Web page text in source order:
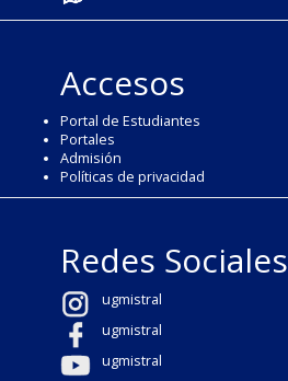
Accesos
Portal de Estudiantes
Portales
Admisión
Políticas de privacidad
Redes Sociales
ugmistral
ugmistral
ugmistral